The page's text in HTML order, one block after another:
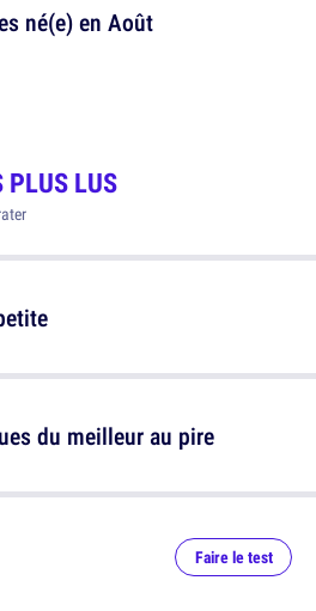
né(e) en Août
PLUS LUS
du meilleur au pire
Faire le test